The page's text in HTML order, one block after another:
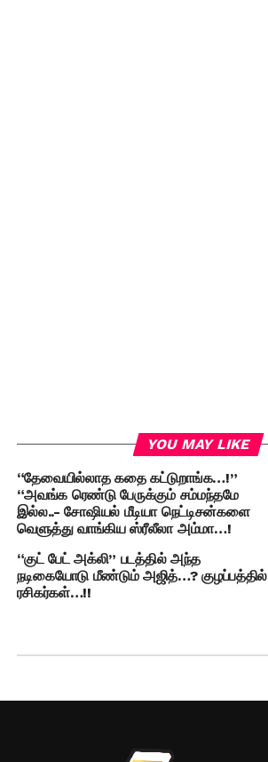
YOU MAY LIKE
“தேவையில்லாத கதை கட்டுறாங்க…!”
“அவங்க ரெண்டு பேருக்கும் சம்மந்தமே
இல்ல..- சோஷியல் மீடியா நெட்டிசன்களை
வெளுத்து வாங்கிய ஸ்ரீலீலா அம்மா…!
“குட் பேட் அக்லி” படத்தில் அந்த
நடிகையோடு மீண்டும் அஜித்…? குழப்பத்தில்
ரசிகர்கள்…!!